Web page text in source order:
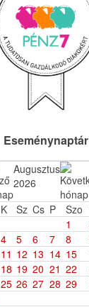
Eseménynaptár
Augusztus
2026
K Sz Cs P Szo
1
4 5 6 7 8
11 12 13 14 15
18 19 20 21 22
25 26 27 28 29